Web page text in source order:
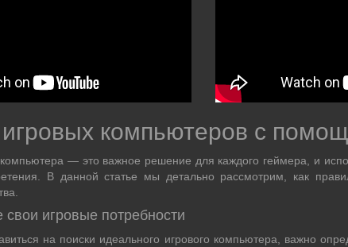
игровых компьютеров с
компьютера — это важное решение для каждого геймера, и
В данной статье мы детально рассмотрим, как
игровые потребности
на поиски идеального игрового компьютера, важно